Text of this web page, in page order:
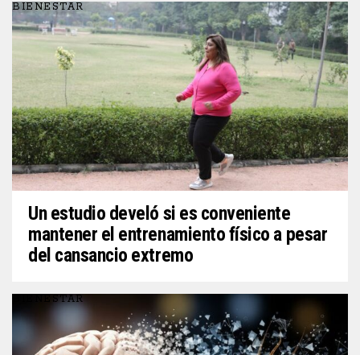
BIENESTAR
Un estudio develó si es conveniente
mantener el entrenamiento físico a pesar
del cansancio extremo
BIENESTAR